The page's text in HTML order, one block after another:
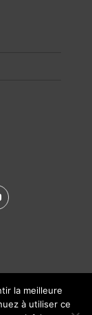
la meilleure
à utiliser ce